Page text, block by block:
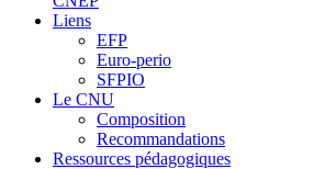
Liens
EFP
Euro-perio
SFPIO
Le CNU
Composition
Recommandations
Ressources pédagogiques